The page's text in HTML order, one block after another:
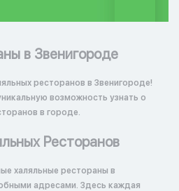
в Звенигороде
ресторанов в Звенигороде!
возможность узнать о
в городе.
Ресторанов
халяльные рестораны в
адресами. Здесь каждая